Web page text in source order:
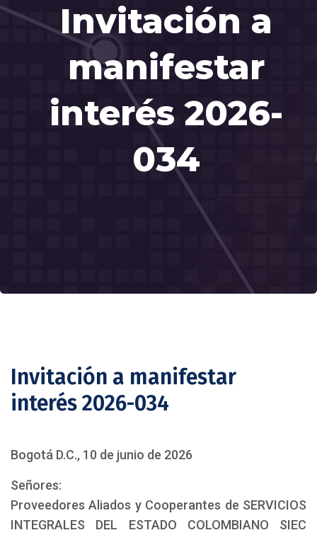
Invitación a
manifestar
interés 2026-
034
Invitación a manifestar
interés 2026-034
Bogotá D.C., 10 de junio de 2026
Señores:
Proveedores Aliados y Cooperantes de SERVICIOS
INTEGRALES DEL ESTADO COLOMBIANO SIEC